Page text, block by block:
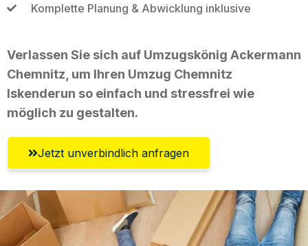
Komplette Planung & Abwicklung inklusive
Verlassen Sie sich auf Umzugskönig Ackermann
Chemnitz, um Ihren Umzug Chemnitz
Iskenderun so einfach und stressfrei wie
möglich zu gestalten.
Jetzt unverbindlich anfragen